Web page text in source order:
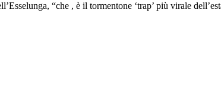
“che , è il tormentone ‘trap’ più virale